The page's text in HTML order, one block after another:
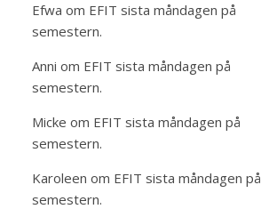
Efwa om EFIT sista måndagen på
semestern.
Anni om EFIT sista måndagen på
semestern.
Micke om EFIT sista måndagen på
semestern.
Karoleen om EFIT sista måndagen på
semestern.